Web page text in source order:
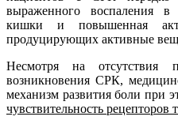
выраженного воспаления в
кишки и повышенная
продуцирующих активные
Несмотря на отсутствия
возникновения СРК,
механизм развития боли при
чувствительность